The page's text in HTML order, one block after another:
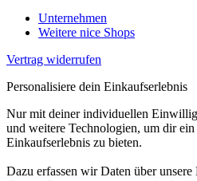
Unternehmen
Weitere nice Shops
Vertrag widerrufen
Personalisiere dein Einkaufserlebnis
Nur mit deiner individuellen
und weitere Technologien, um dir ein
Einkaufserlebnis zu bieten.
Dazu erfassen wir Daten über